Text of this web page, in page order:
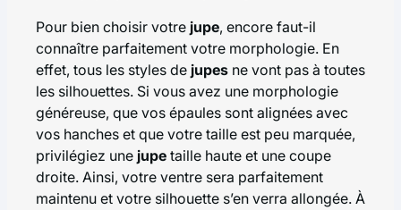
Pour bien choisir votre jupe, encore faut-il
connaître parfaitement votre morphologie. En
effet, tous les styles de jupes ne vont pas à toutes
les silhouettes. Si vous avez une morphologie
généreuse, que vos épaules sont alignées avec
vos hanches et que votre taille est peu marquée,
privilégiez une jupe taille haute et une coupe
droite. Ainsi, votre ventre sera parfaitement
maintenu et votre silhouette s’en verra allongée. À